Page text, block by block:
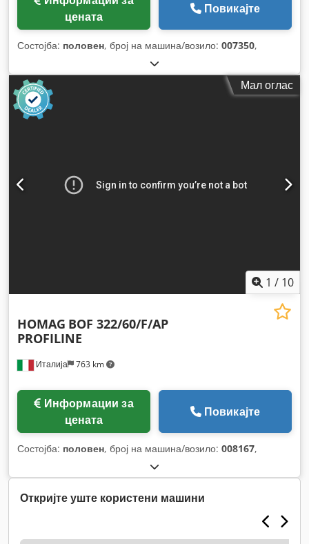
цената
Повикајте
Состојба: половен, број на машина/возило: 007350,
Мал оглас
1 / 10
Италија 763 km
HOMAG BOF 322/60/F/AP
PROFILINE
цената
Повикајте
Состојба: половен, број на машина/возило: 008167,
Откријте уште користени машини